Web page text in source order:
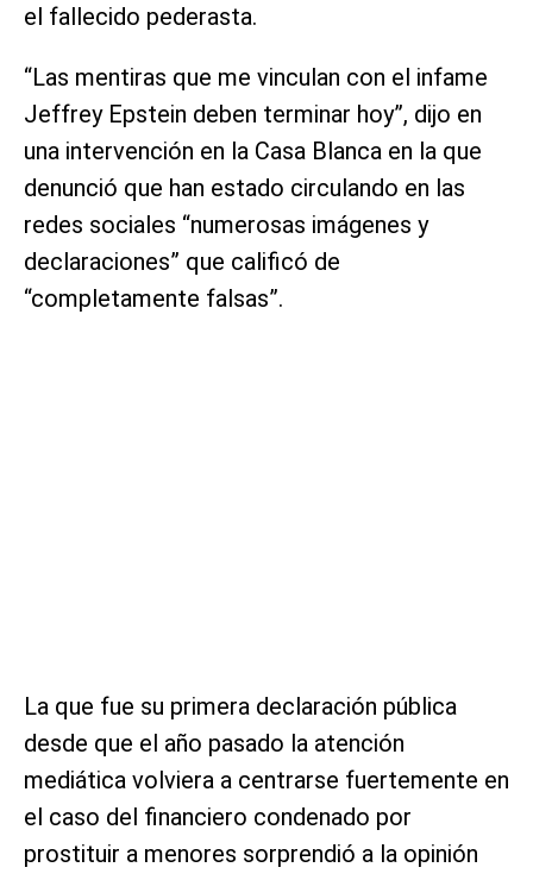
el fallecido pederasta.
“Las mentiras que me vinculan con el infame
Jeffrey Epstein deben terminar hoy”, dijo en
una intervención en la Casa Blanca en la que
denunció que han estado circulando en las
redes sociales “numerosas imágenes y
declaraciones” que calificó de
“completamente falsas”.
La que fue su primera declaración pública
desde que el año pasado la atención
mediática volviera a centrarse fuertemente en
el caso del financiero condenado por
prostituir a menores sorprendió a la opinión